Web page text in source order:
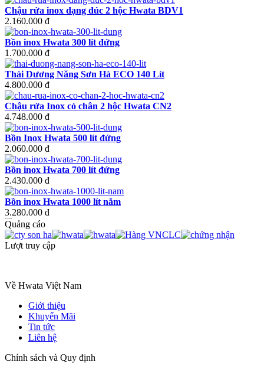
Chậu rửa inox dạng đúc 2 hộc Hwata BDV1
2.160.000 đ
Bồn inox Hwata 300 lít đứng
1.700.000 đ
Thái Dương Năng Sơn Hà ECO 140 Lít
4.800.000 đ
Chậu rửa Inox có chân 2 hộc Hwata CN2
4.748.000 đ
Bồn Inox Hwata 500 lít đứng
2.060.000 đ
Bồn inox Hwata 700 lít đứng
2.430.000 đ
Bồn inox Hwata 1000 lít nằm
3.280.000 đ
Bồn inox Hwata 1000 lít đứng
3.080.000 đ
4.430.000 đ
Quảng cáo
Lượt truy cập
Về Hwata Việt Nam
Giới thiệu
Khuyến Mãi
Tin tức
Liên hệ
Chính sách và Quy định